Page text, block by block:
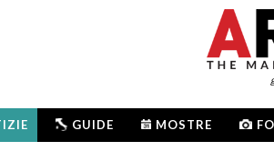
GUIDE MOSTRE